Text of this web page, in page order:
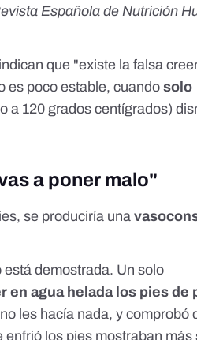
Española de Nutrición
que "existe la falsa
es poco estable, cuandosolo
a 120 grados centígrados)
a poner malo"
se produciría una
está demostrada. Un solo
en agua helada los pies de
les hacía nada, y comprobó
los pies mostraban más